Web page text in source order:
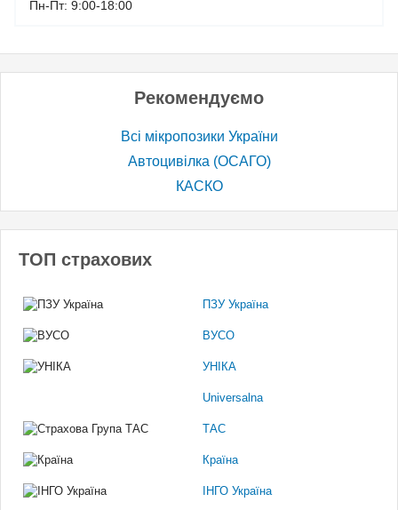
Пн-Пт: 9:00-18:00
Рекомендуємо
Всі мікропозики України
Автоцивілка (ОСАГО)
КАСКО
ТОП страхових
ПЗУ Україна
ВУСО
УНІКА
Universalna
ТАС
Країна
ІНГО Україна